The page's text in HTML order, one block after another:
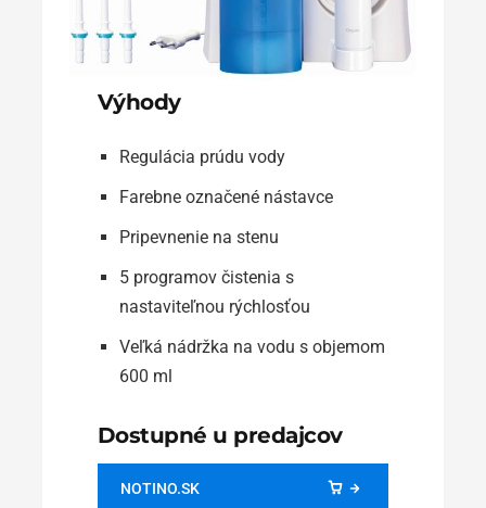
Výhody
Regulácia prúdu vody
Farebne označené nástavce
Pripevnenie na stenu
5 programov čistenia s
nastaviteľnou rýchlosťou
Veľká nádržka na vodu s objemom
600 ml
Dostupné u predajcov
NOTINO.SK